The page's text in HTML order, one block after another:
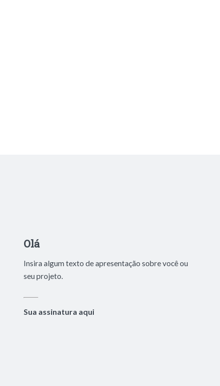
Olá
Insira algum texto de apresentação sobre você ou
seu projeto.
Sua assinatura aqui